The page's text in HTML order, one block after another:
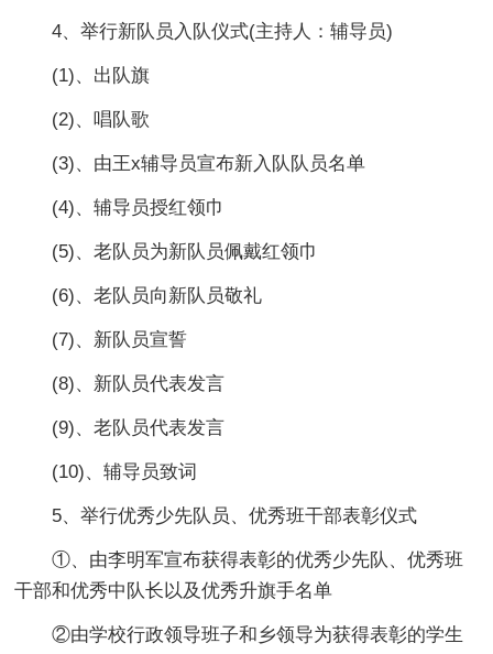
4、举行新队员入队仪式(主持人：辅导员)
(1)、出队旗
(2)、唱队歌
(3)、由王x辅导员宣布新入队队员名单
(4)、辅导员授红领巾
(5)、老队员为新队员佩戴红领巾
(6)、老队员向新队员敬礼
(7)、新队员宣誓
(8)、新队员代表发言
(9)、老队员代表发言
(10)、辅导员致词
5、举行优秀少先队员、优秀班干部表彰仪式
①、由李明军宣布获得表彰的优秀少先队、优秀班
干部和优秀中队长以及优秀升旗手名单
②由学校行政领导班子和乡领导为获得表彰的学生